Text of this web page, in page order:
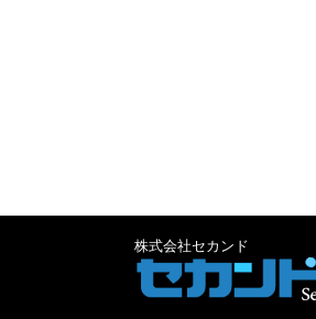
株式会社セカンド